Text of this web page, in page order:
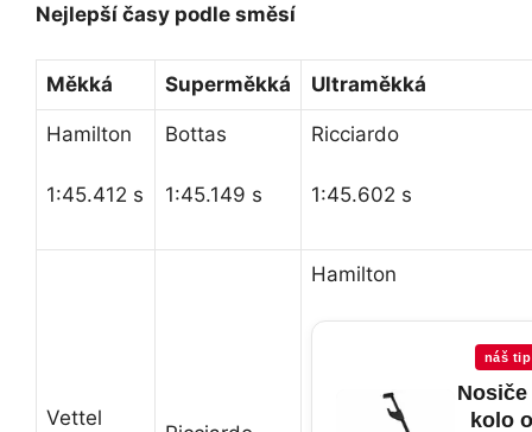
Nejlepší časy podle směsí
Měkká Superměkká Ultraměkká
Hamilton
1:45.412 s
Bottas
1:45.149 s
Ricciardo
1:45.602 s
Vettel
Hamilton
náš tip
Nosiče
kolo